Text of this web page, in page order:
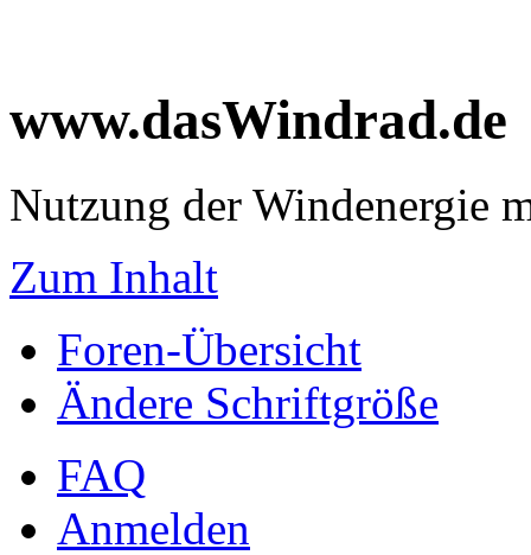
www.dasWindrad.de
Nutzung der Windenergie
Zum Inhalt
Foren-Übersicht
Ändere Schriftgröße
FAQ
Anmelden